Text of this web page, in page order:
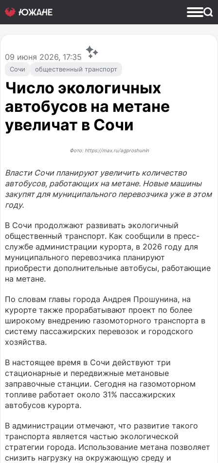
Сочи общественный транспорт
09 июня 2026, 17:35
Число экологичных
автобусов на метане
увеличат в Сочи
Фото: https://max.ru/agproshunin
Власти Сочи планируют увеличить количество
автобусов, работающих на метане. Новые машины
закупят для муниципального перевозчика уже в этом
году.
В Сочи продолжают развивать экологичный
общественный транспорт. Как сообщили в пресс-
службе администрации курорта, в 2026 году для
муниципального перевозчика планируют
приобрести дополнительные автобусы, работающие
на метане.
По словам главы города Андрея Прошунина, на
курорте также прорабатывают проект по более
широкому внедрению газомоторного транспорта в
систему пассажирских перевозок и городского
хозяйства.
В настоящее время в Сочи действуют три
стационарные и передвижные метановые
заправочные станции. Сегодня на газомоторном
топливе работает около 31% пассажирских
автобусов курорта.
В администрации отмечают, что развитие такого
транспорта является частью экологической
стратегии города. Использование метана позволяет
снизить нагрузку на окружающую среду и